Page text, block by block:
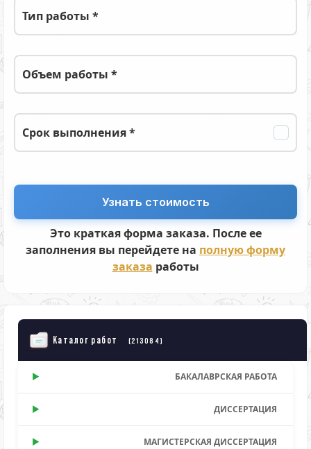
Тип работы *
Объем работы *
Срок выполнения *
Это краткая форма заказа. После ее
заполнения вы перейдете на полную форму
заказа работы
Каталог работ (213084)
БАКАЛАВРСКАЯ РАБОТА
ДИССЕРТАЦИЯ
МАГИСТЕРСКАЯ ДИССЕРТАЦИЯ